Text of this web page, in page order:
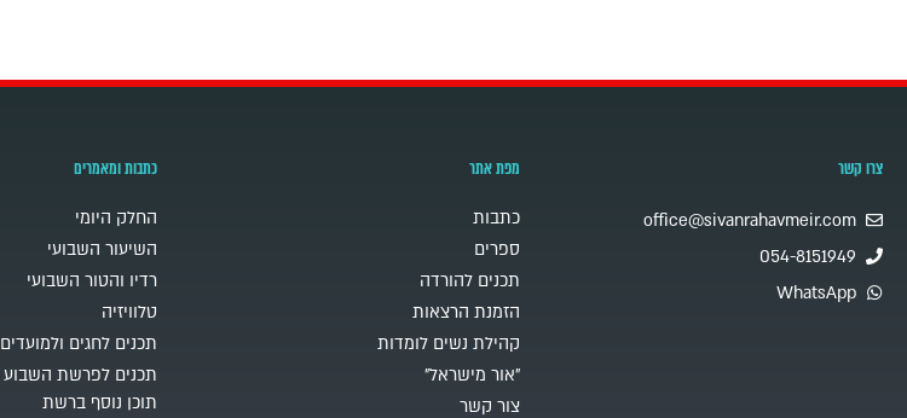
צרו קשר
office@sivanrahavmeir.com
054-8151949
WhatsApp
מפת אתר
כתבות
ספרים
תכנים להורדה
הזמנת הרצאות
קהילת נשים לומדות
"אור מישראל"
צור קשר
כתבות ומאמרים
החלק היומי
השיעור השבועי
רדיו והטור השבועי
טלוויזיה
תכנים לחגים ולמועדים
תכנים לפרשת השבוע
תוכן נוסף ברשת